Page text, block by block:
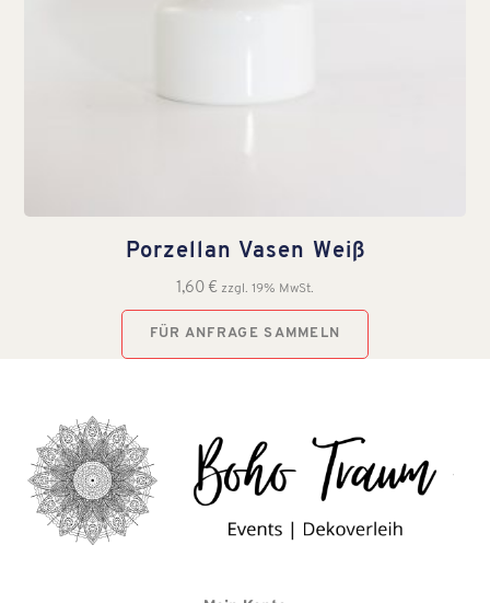
Porzellan Vasen Weiß
1,60 € zzgl. 19% MwSt.
FÜR ANFRAGE SAMMELN